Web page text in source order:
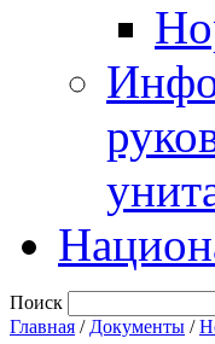
Поиск
Главная / Документы /